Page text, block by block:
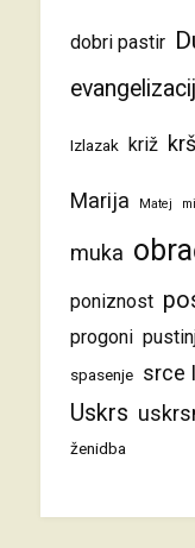
dobri pastir
Izlazak križ
Marija Matej
muka
poniznost
progoni
spasenje srce
Uskrs
ženidba